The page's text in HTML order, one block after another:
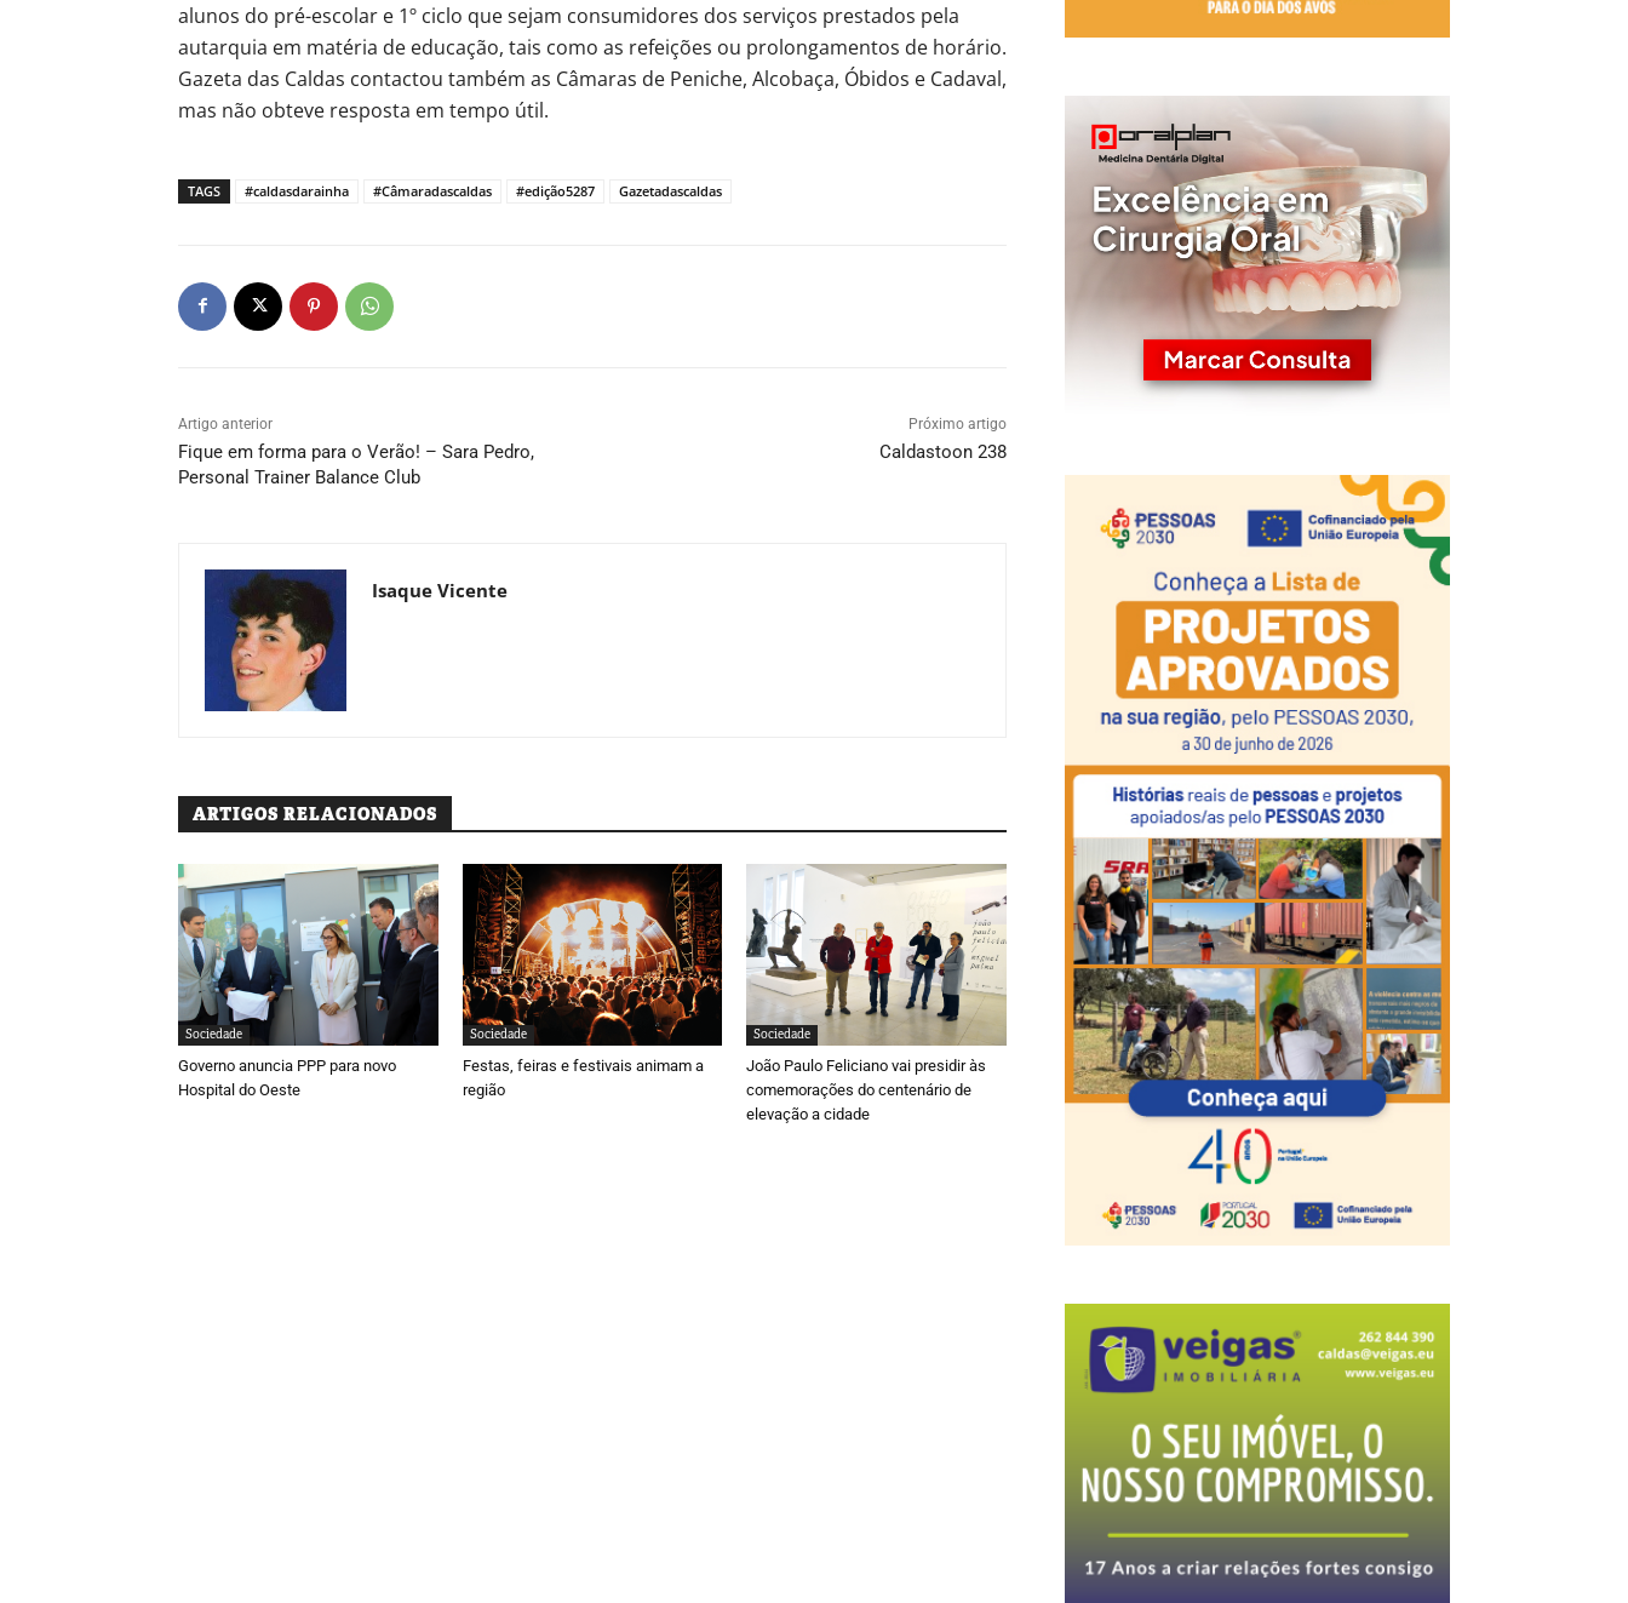
alunos do pré-escolar e 1º ciclo que sejam consumidores dos serviços prestados pela
autarquia em matéria de educação, tais como as refeições ou prolongamentos de horário.
Gazeta das Caldas contactou também as Câmaras de Peniche, Alcobaça, Óbidos e Cadaval,
mas não obteve resposta em tempo útil.
TAGS #caldasdarainha #Câmaradascaldas #edição5287 Gazetadascaldas
Artigo anterior
Fique em forma para o Verão! – Sara Pedro,
Personal Trainer Balance Club
Próximo artigo
Caldastoon 238
Isaque Vicente
ARTIGOS RELACIONADOS
Sociedade
Governo anuncia PPP para novo
Hospital do Oeste
Sociedade
Festas, feiras e festivais animam a
região
Sociedade
João Paulo Feliciano vai presidir às
comemorações do centenário de
elevação a cidade